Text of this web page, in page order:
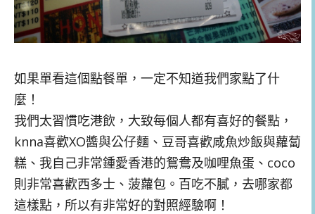
如果單看這個點餐單，一定不知道我們家點了什
麼！
我們太習慣吃港飲，大致每個人都有喜好的餐點，
knna喜歡XO醬與公仔麵、豆哥喜歡咸魚炒飯與蘿蔔
糕、我自己非常鍾愛香港的鴛鴦及咖哩魚蛋、coco
則非常喜歡西多士、菠蘿包。百吃不膩，去哪家都
這樣點，所以有非常好的對照經驗啊！